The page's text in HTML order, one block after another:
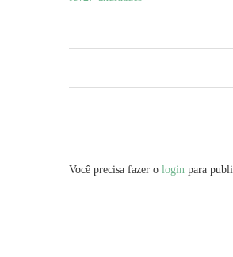
Você precisa fazer o login para